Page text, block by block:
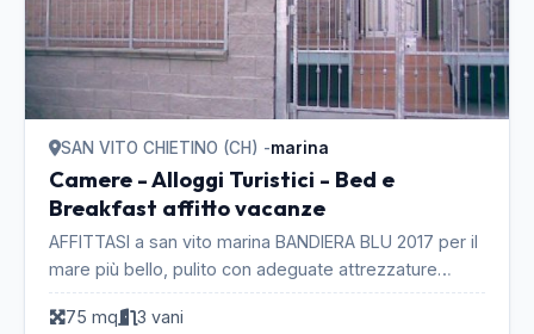
SAN VITO CHIETINO (CH) -marina
Camere - Alloggi Turistici - Bed e
Breakfast affitto vacanze
AFFITTASI a san vito marina BANDIERA BLU 2017 per il
mare più bello, pulito con adeguate attrezzature
turistiche. Affittasi 2 appartamenti con ingress...
75 mq
3 vani